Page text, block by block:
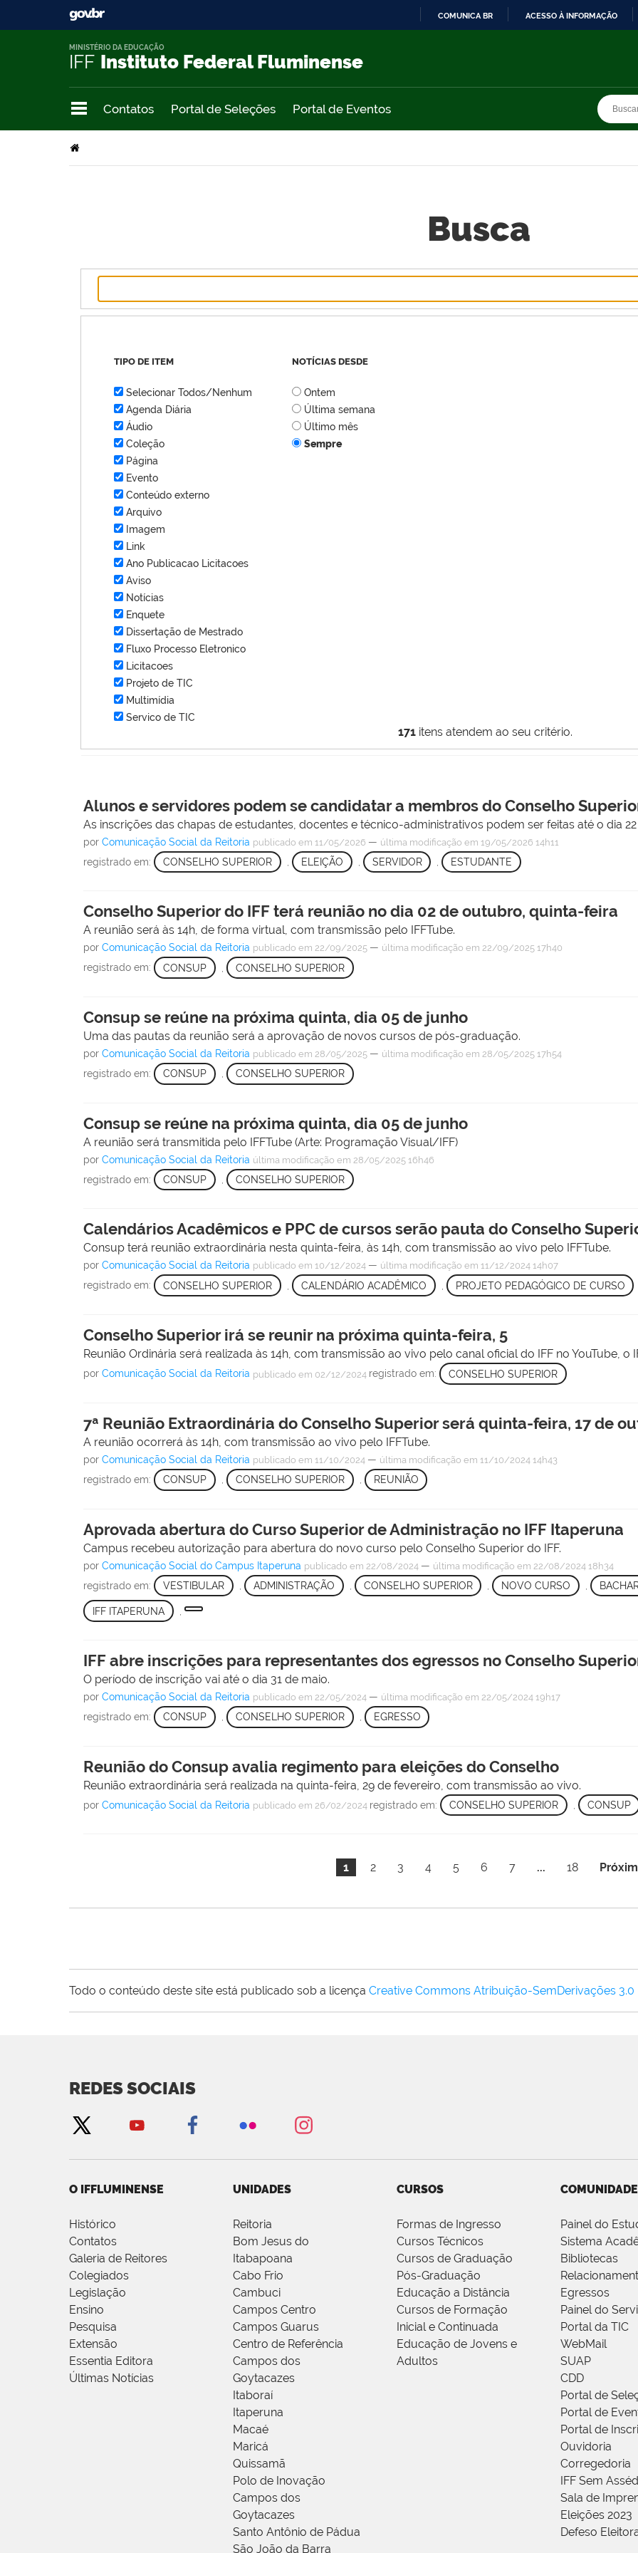
COMUNICA BR ACESSO À INFORMAÇÃO
IFF Instituto Federal Fluminense
MINISTÉRIO DA EDUCAÇÃO
Contatos Portal de Seleções Portal de Eventos
Busca
171itens atendem ao seu critério.
TIPO DE ITEM
Selecionar Todos/Nenhum
Agenda Diária
Áudio
Coleção
Página
Evento
Conteúdo externo
Arquivo
Imagem
Link
Ano Publicacao Licitacoes
Aviso
Notícias
Enquete
Dissertação de Mestrado
Fluxo Processo Eletronico
Licitacoes
Projeto de TIC
Multimídia
Servico de TIC
NOTÍCIAS DESDE
Ontem
Última semana
Último mês
Sempre
Alunos e servidores podem se candidatar a membros do Conselho
As inscrições das chapas de estudantes, docentes e técnico-administrativos podem ser feitas até o dia
porComunicação Social da Reitoria publicado em 11/05/2026 — última modificação em 19/05/2026 14h11
registrado em: CONSELHO SUPERIOR ELEIÇÃO SERVIDOR , ESTUDANTE
Conselho Superior do IFF terá reunião no dia 02 de outubro, quinta-feira
A reunião será às 14h, de forma virtual, com transmissão pelo IFFTube.
porComunicação Social da Reitoria publicado em 22/09/2025 — última modificação em 22/09/2025 17h40
registrado em: CONSUP CONSELHO SUPERIOR
Consup se reúne na próxima quinta, dia 05 de junho
Uma das pautas da reunião será a aprovação de novos cursos de pós-graduação.
porComunicação Social da Reitoria publicado em 28/05/2025 — última modificação em 28/05/2025 17h54
registrado em: CONSUP , CONSELHO SUPERIOR
Consup se reúne na próxima quinta, dia 05 de junho
A reunião será transmitida pelo IFFTube (Arte: Programação Visual/IFF)
porComunicação Social da Reitoria última modificação em 28/05/2025 16h46
registrado em: CONSUP CONSELHO SUPERIOR
Calendários Acadêmicos e PPC de cursos serão pauta do Conselho
Consup terá reunião extraordinária nesta quinta-feira, às 14h, com transmissão ao vivo pelo IFFTube.
porComunicação Social da Reitoria publicado em 10/12/2024 — última modificação em 11/12/2024 14h07
registrado em: CONSELHO SUPERIOR CALENDÁRIO ACADÊMICO PROJETO PEDAGÓGICO DE CURSO
Conselho Superior irá se reunir na próxima quinta-feira, 5
Reunião Ordinária será realizada às 14h, com transmissão ao vivo pelo canal oficial do IFF no YouTube, o
porComunicação Social da Reitoria publicado em 02/12/2024 registrado em: CONSELHO SUPERIOR
7ª Reunião Extraordinária do Conselho Superior será quinta-feira, 17 de
A reunião ocorrerá às 14h, com transmissão ao vivo pelo IFFTube.
porComunicação Social da Reitoria publicado em 11/10/2024 — última modificação em 11/10/2024 14h43
registrado em: CONSUP , CONSELHO SUPERIOR , REUNIÃO
Aprovada abertura do Curso Superior de Administração no IFF Itaperuna
Campus recebeu autorização para abertura do novo curso pelo Conselho Superior do IFF.
porComunicação Social do Campus Itaperuna publicado em 22/08/2024 — última modificação em 22/08/2024 18h34
registrado em: VESTIBULAR ADMINISTRAÇÃO CONSELHO SUPERIOR , NOVO CURSO ,
IFF ITAPERUNA
IFF abre inscrições para representantes dos egressos no Conselho
O período de inscrição vai até o dia 31 de maio.
porComunicação Social da Reitoria publicado em 22/05/2024 — última modificação em 22/05/2024 19h17
registrado em: CONSUP , CONSELHO SUPERIOR , EGRESSO
Reunião do Consup avalia regimento para eleições do Conselho
Reunião extraordinária será realizada na quinta-feira, 29 de fevereiro, com transmissão ao vivo.
porComunicação Social da Reitoria publicado em 26/02/2024 registrado em: CONSELHO SUPERIOR CONSUP
1 2 3 4 5 6 7 ... 18
Todo o conteúdo deste site está publicado sob a licença Creative Commons Atribuição-SemDerivações
REDES SOCIAIS
O IFFLUMINENSE
Histórico
Contatos
Galeria de Reitores
Colegiados
Legislação
Ensino
Pesquisa
Extensão
Essentia Editora
Últimas Notícias
UNIDADES
Reitoria
Bom Jesus do
Itabapoana
Cabo Frio
Cambuci
Campos Centro
Campos Guarus
Centro de Referência
Campos dos
Goytacazes
Itaboraí
Itaperuna
Macaé
Maricá
Quissamã
Polo de Inovação
Campos dos
Goytacazes
Santo Antônio de Pádua
São João da Barra
CURSOS
Formas de Ingresso
Cursos Técnicos
Cursos de Graduação
Pós-Graduação
Educação a Distância
Cursos de Formação
Inicial e Continuada
Educação de Jovens e
Adultos
COMUNIDADE
Painel do
Sistema
Bibliotecas
Egressos
Painel do
Portal da TIC
WebMail
SUAP
CDD
Portal de
Portal de
Portal de
Ouvidoria
Corregedoria
IFF Sem
Sala de
Eleições 2023
Defeso